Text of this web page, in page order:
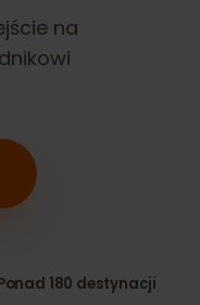
na